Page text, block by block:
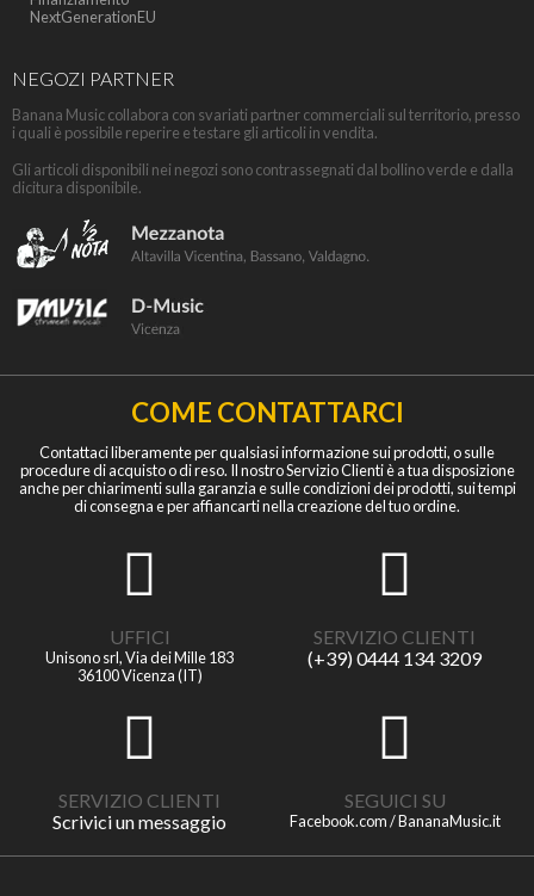
NextGenerationEU
NEGOZI PARTNER
Banana Music collabora con svariati partner commerciali sul territorio, presso
i quali è possibile reperire e testare gli articoli in vendita.
Gli articoli disponibili nei negozi sono contrassegnati dal bollino verde e dalla
dicitura disponibile.
COME CONTATTARCI
Contattaci liberamente per qualsiasi informazione sui prodotti, o sulle
procedure di acquisto o di reso. Il nostro Servizio Clienti è a tua disposizione
anche per chiarimenti sulla garanzia e sulle condizioni dei prodotti, sui tempi
di consegna e per affiancarti nella creazione del tuo ordine.
UFFICI
Unisono srl, Via dei Mille 183
36100 Vicenza (IT)
SERVIZIO CLIENTI
(+39) 0444 134 3209
SERVIZIO CLIENTI
Scrivici un messaggio
SEGUICI SU
Facebook.com / BananaMusic.it